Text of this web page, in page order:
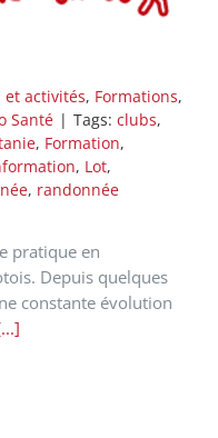
et activités, Formations,
Santé | Tags: clubs,
, Formation,
, Lot,
, randonnée
pratique en
Depuis quelques
constante évolution